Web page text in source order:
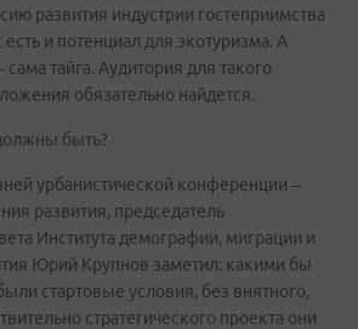
развития индустрии гостеприимства
и потенциал для экотуризма. А
тайга. Аудитория для такого
обязательно найдется.
быть?
урбанистической конференции –
развития, председатель
Института демографии, миграции и
Юрий Крупнов заметил: какими бы
стартовые условия, без внятного,
стратегического проекта они